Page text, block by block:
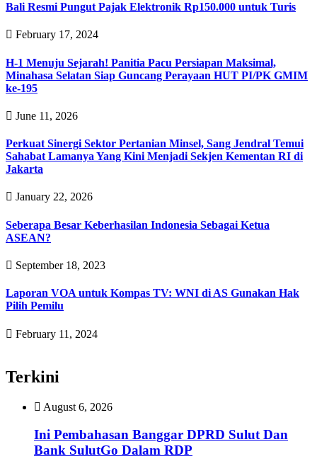
Bali Resmi Pungut Pajak Elektronik Rp150.000 untuk Turis
February 17, 2024
H-1 Menuju Sejarah! Panitia Pacu Persiapan Maksimal,
Minahasa Selatan Siap Guncang Perayaan HUT PI/PK GMIM
ke-195‎‎
June 11, 2026
Perkuat Sinergi Sektor Pertanian Minsel, Sang Jendral Temui
Sahabat Lamanya Yang Kini Menjadi Sekjen Kementan RI di
Jakarta
January 22, 2026
Seberapa Besar Keberhasilan Indonesia Sebagai Ketua
ASEAN?
September 18, 2023
Laporan VOA untuk Kompas TV: WNI di AS Gunakan Hak
Pilih Pemilu
February 11, 2024
Terkini
August 6, 2026
Ini Pembahasan Banggar DPRD Sulut Dan
Bank SulutGo Dalam RDP